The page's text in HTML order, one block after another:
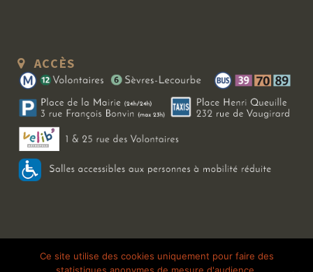
ACCÈS
Copyright 2026 Le Bal Blomet | Tous droits réservés | Mentions légales
Ce site utilise des cookies uniquement pour faire des